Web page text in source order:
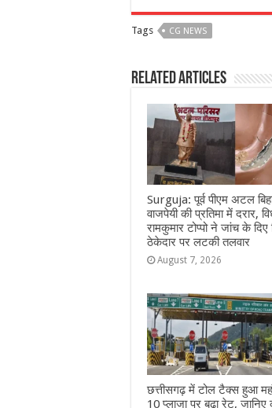
c
e
b
o
o
k
at
s
A
p
p
ss
n
g
e
r
Tags CG NEWS
Related Articles
Surguja: पूर्व पीएम अटल
वाजपेयी की प्रतिमा में दरार,
रामकुमार टोप्पो ने जांच के दिए
ठेकेदार पर लटकी तलवार
August 7, 2026
छत्तीसगढ़ में टोल टैक्स हुआ
10 प्लाजा पर बढ़ा रेट, जानिए